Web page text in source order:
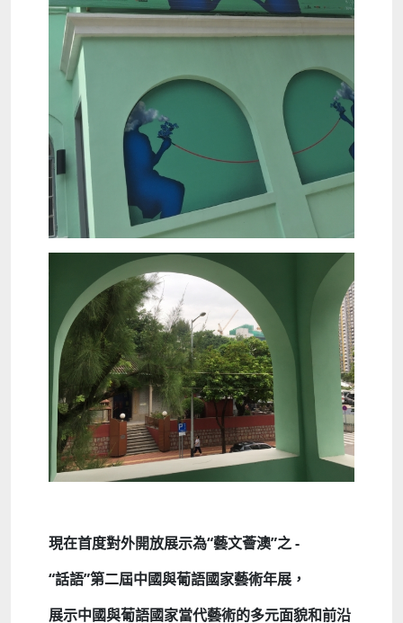
現在首度對外開放展示為“藝文薈澳”之 -
“話語”第二屆中國與葡語國家藝術年展，
展示中國與葡語國家當代藝術的多元面貌和前沿